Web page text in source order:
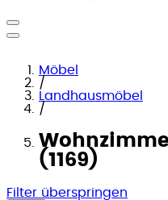
Möbel
/
Landhausmöbel
/
(1169)
Filter überspringen